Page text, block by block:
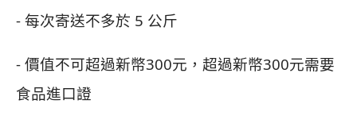
- 每次寄送不多於 5 公斤
- 價值不可超過新幣300元，超過新幣300元需要
食品進口證